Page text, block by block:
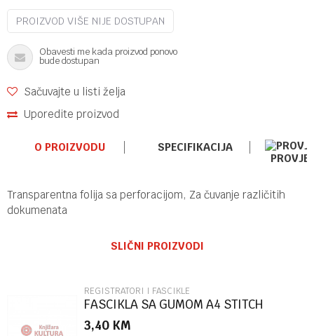
PROIZVOD VIŠE NIJE DOSTUPAN
Obavesti me kada proizvod ponovo
bude dostupan
Sačuvajte u listi želja
Uporedite proizvod
O PROIZVODU
SPECIFIKACIJA
Transparentna folija sa perforacijom, Za čuvanje različitih
dokumenata
Poruka
SLIČNI PROIZVODI
REGISTRATORI I FASCIKLE
FASCIKLA SA GUMOM A4 STITCH
86504
3,40 KM